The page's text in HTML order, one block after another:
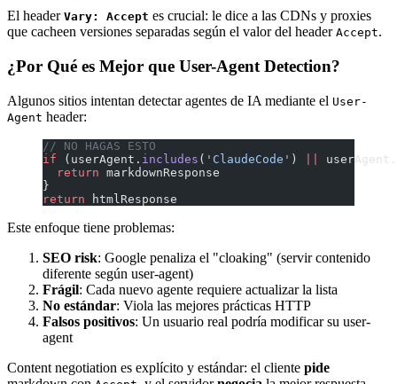
El header Vary: Accept es crucial: le dice a las CDNs y proxies
que cacheen versiones separadas según el valor del header Accept.
¿Por Qué es Mejor que User-Agent Detection?
Algunos sitios intentan detectar agentes de IA mediante el User-
Agent header:
// NO HAGAS ESTO
if (userAgent. includes ( 'ClaudeCode' )
userAgent.
  return
markdownResponse
}
return htmlResponse
Este enfoque tiene problemas:
SEO risk: Google penaliza el "cloaking" (servir contenido
diferente según user-agent)
Frágil: Cada nuevo agente requiere actualizar la lista
No estándar: Viola las mejores prácticas HTTP
Falsos positivos: Un usuario real podría modificar su user-
agent
Content negotiation es explícito y estándar: el cliente pide